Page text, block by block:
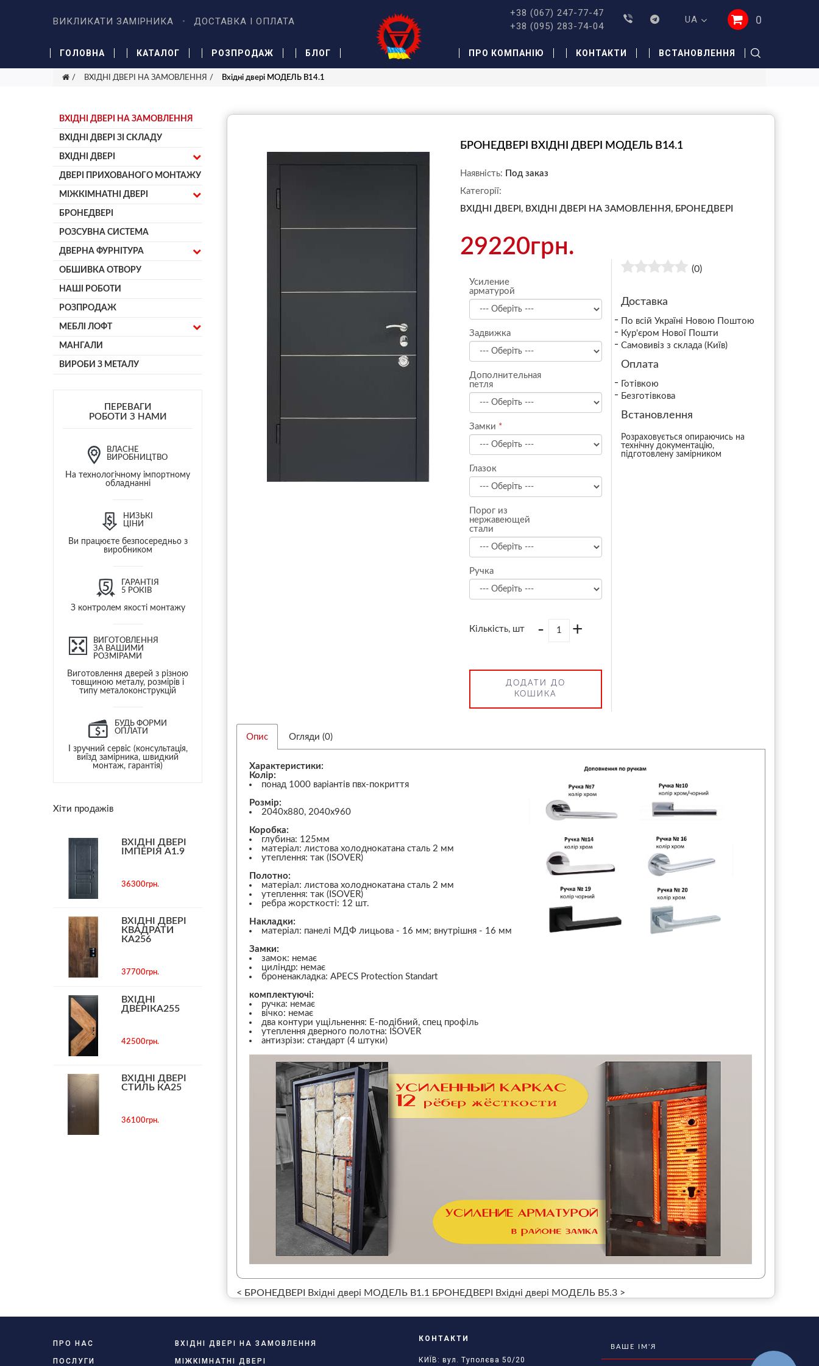
ВИКЛИКАТИ ЗАМІРНИКА ДОСТАВКА І ОПЛАТА
+38 (067) 247-77-47
+38 (095) 283-74-04
UA 0
ГОЛОВНА КАТАЛОГ РОЗПРОДАЖ БЛОГ ПРО КОМПАНІЮ КОНТАКТИ ВСТАНОВЛЕННЯ
ВХІДНІ ДВЕРІ НА ЗАМОВЛЕННЯ Вхідні двері МОДЕЛЬ B14.1
ВХІДНІ ДВЕРІ НА ЗАМОВЛЕННЯ
ВХІДНІ ДВЕРІ ЗІ СКЛАДУ
ВХІДНІ ДВЕРІ
ДВЕРІ ПРИХОВАНОГО МОНТАЖУ
МІЖКІМНАТНІ ДВЕРІ
БРОНЕДВЕРІ
РОЗСУВНА СИСТЕМА
ДВЕРНА ФУРНІТУРА
ОБШИВКА ОТВОРУ
НАШІ РОБОТИ
РОЗПРОДАЖ
МЕБЛІ ЛОФТ
МАНГАЛИ
ВИРОБИ З МЕТАЛУ
ПЕРЕВАГИ
РОБОТИ З НАМИ
ВЛАСНЕ
ВИРОБНИЦТВО
На технологічному імпортному
обладнанні
НИЗЬКІ
ЦІНИ
Ви працюєте безпосередньо з
виробником
ГАРАНТІЯ
5 РОКІВ
З контролем якості монтажу
ВИГОТОВЛЕННЯ
ЗА ВАШИМИ
РОЗМІРАМИ
Виготовлення дверей з різною
товщиною металу, розмірів і
типу металоконструкцій
БУДЬ ФОРМИ
ОПЛАТИ
І зручний сервіс (консультація,
виїзд замірника, швидкий
монтаж, гарантія)
Хіти продажів
ВХІДНІ ДВЕРІ
ІМПЕРІЯ А1.9
36300грн.
ВХІДНІ ДВЕРІ
КВАДРАТИ
КА256
37700грн.
ВХІДНІ
ДВЕРІКА255
42500грн.
ВХІДНІ ДВЕРІ
СТИЛЬ КА25
36100грн.
БРОНЕДВЕРІ ВХІДНІ ДВЕРІ МОДЕЛЬ B14.1
Наявність: Под заказ
Категорії:
ВХІДНІ ДВЕРІ, ВХІДНІ ДВЕРІ НА ЗАМОВЛЕННЯ, БРОНЕДВЕРІ
29220грн.
Усиление
арматурой
Задвижка
Дополнительная
петля
Замки
Глазок
Порог из
нержавеющей
стали
Ручка
Кількість, шт - +
ДОДАТИ ДО
КОШИКА
(0)
Доставка
По всій Україні Новою Поштою
Кур'єром Нової Пошти
Самовивіз з склада (Київ)
Оплата
Готівкою
Безготівкова
Встановлення
Розраховується опираючись на
технічну документацію,
підготовлену замірником
Опис Огляди (0)
Характеристики:
Колір:
понад 1000 варіантів пвх-покриття
Розмір:
2040х880, 2040х960
Коробка:
глубина: 125мм
матеріал: листова холоднокатана сталь 2 мм
утеплення: так (ISOVER)
Полотно:
матеріал: листова холоднокатана сталь 2 мм
утеплення: так (ISOVER)
ребра жорсткості: 12 шт.
Накладки:
матеріал: панелі МДФ лицьова - 16 мм; внутрішня - 16 мм
Замки:
замок: немає
циліндр: немає
броненакладка: APECS Protection Standart
комплектуючі:
ручка: немає
вічко: немає
два контури ущільнення: Е-подібний, спец профіль
утеплення дверного полотна: ISOVER
антизрізи: стандарт (4 штуки)
< БРОНЕДВЕРІ Вхідні двері МОДЕЛЬ B1.1 БРОНЕДВЕРІ Вхідні двері МОДЕЛЬ B5.3 >
ПРО НАС
ПОСЛУГИ
ВХІДНІ ДВЕРІ НА ЗАМОВЛЕННЯ
МІЖКІМНАТНІ ДВЕРІ
КОНТАКТИ
КИЇВ: вул. Туполєва 50/20